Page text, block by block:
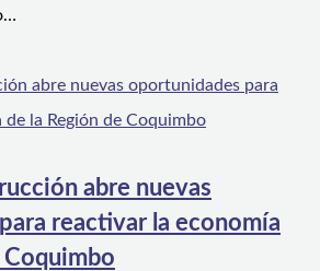
abre nuevas
reactivar la economía
Coquimbo